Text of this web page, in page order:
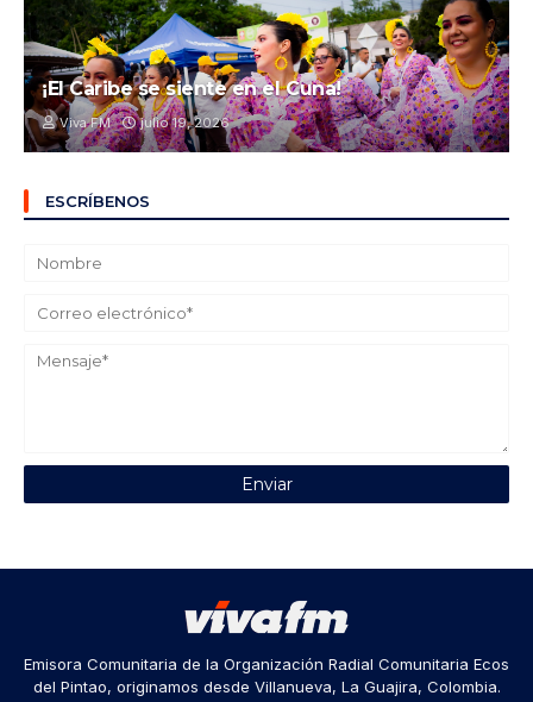
¡El Caribe se siente en el Cuna!
Viva FM julio 19, 2026
ESCRÍBENOS
Emisora Comunitaria de la Organización Radial Comunitaria Ecos
del Pintao, originamos desde Villanueva, La Guajira, Colombia.